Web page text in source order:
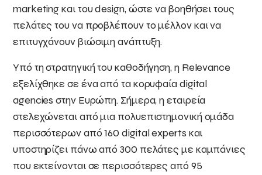
marketing και του design, ώστε να βοηθήσει τους
πελάτες του να προβλέπουν το μέλλον και να
επιτυγχάνουν βιώσιμη ανάπτυξη.
Υπό τη στρατηγική του καθοδήγηση, η Relevance
εξελίχθηκε σε ένα από τα κορυφαία digital
agencies στην Ευρώπη. Σήμερα, η εταιρεία
στελεχώνεται από μια πολυεπιστημονική ομάδα
περισσότερων από 160 digital experts και
υποστηρίζει πάνω από 300 πελάτες με καμπάνιες
που εκτείνονται σε περισσότερες από 95